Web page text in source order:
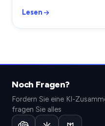
Lesen
Noch Fragen?
Fordern Sie eine KI-
fragen Sie alles